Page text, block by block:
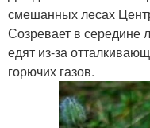
смешанных лесах
Созревает в середине
едят из-за
горючих газов.